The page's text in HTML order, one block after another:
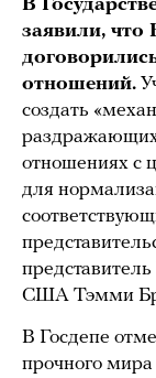
В
заявили,
отношений.
создать
раздражающих
отношениях с
для
США Тэмми
В Госдепе
прочного мира